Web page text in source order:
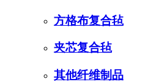
方格布复合毡
夹芯复合毡
其他纤维制品